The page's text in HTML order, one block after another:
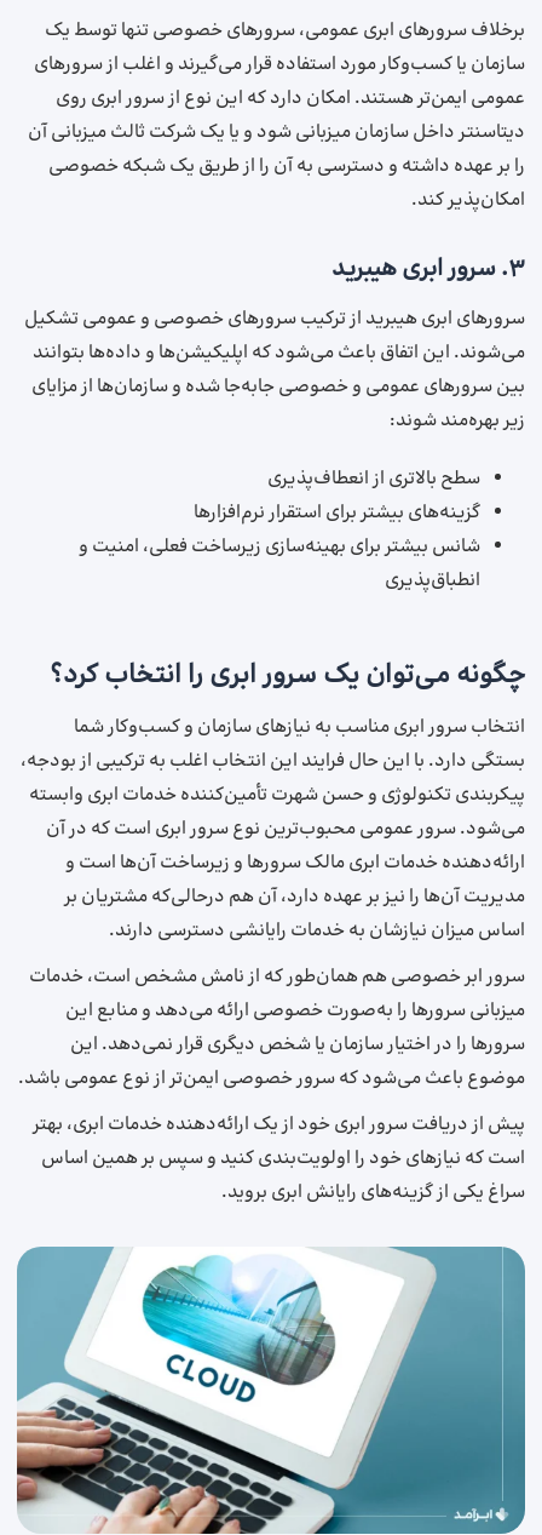
برخلاف سرورهای ابری عمومی، سرورهای خصوصی تنها توسط یک
سازمان یا کسب‌وکار مورد استفاده قرار می‌گیرند و اغلب از سرورهای
عمومی ایمن‌تر هستند. امکان دارد که این نوع از سرور ابری روی
دیتاسنتر داخل سازمان میزبانی شود و یا یک شرکت ثالث میزبانی آن
را بر عهده داشته و دسترسی به آن را از طریق یک شبکه خصوصی
امکان‌پذیر کند.
۳. سرور ابری هیبرید
سرورهای ابری هیبرید از ترکیب سرورهای خصوصی و عمومی تشکیل
می‌شوند. این اتفاق باعث می‌شود که اپلیکیشن‌ها و داده‌ها بتوانند
بین سرورهای عمومی و خصوصی جابه‌جا شده و سازمان‌ها از مزایای
زیر بهره‌مند شوند:
سطح بالاتری از انعطاف‌پذیری
گزینه‌های بیشتر برای استقرار نرم‌افزارها
شانس بیشتر برای بهینه‌سازی زیرساخت فعلی، امنیت و
انطباق‌پذیری
چگونه می‌توان یک سرور ابری را انتخاب کرد؟
انتخاب سرور ابری مناسب به نیازهای سازمان و کسب‌وکار شما
بستگی دارد. با این حال فرایند این انتخاب اغلب به ترکیبی از بودجه،
پیکربندی تکنولوژی و حسن شهرت تأمین‌کننده خدمات ابری وابسته
می‌شود. سرور عمومی محبوب‌ترین نوع سرور ابری است که در آن
ارائه‌دهنده خدمات ابری مالک سرورها و زیرساخت آن‌ها است و
مدیریت آن‌ها را نیز بر عهده دارد، آن هم درحالی‌که مشتریان بر
اساس میزان نیازشان به خدمات رایانشی دسترسی دارند.
سرور ابر خصوصی هم همان‌طور که از نامش مشخص است، خدمات
میزبانی سرورها را به‌صورت خصوصی ارائه می‌دهد و منابع این
سرورها را در اختیار سازمان یا شخص دیگری قرار نمی‌دهد. این
موضوع باعث می‌شود که سرور خصوصی ایمن‌تر از نوع عمومی باشد.
پیش از دریافت سرور ابری خود از یک ارائه‌دهنده خدمات ابری، بهتر
است که نیازهای خود را اولویت‌بندی کنید و سپس بر همین اساس
سراغ یکی از گزینه‌های رایانش ابری بروید.